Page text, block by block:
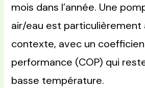
mois dans l’année. Une
air/eau est particulièrement
contexte, avec un
performance (COP) qui
basse température.